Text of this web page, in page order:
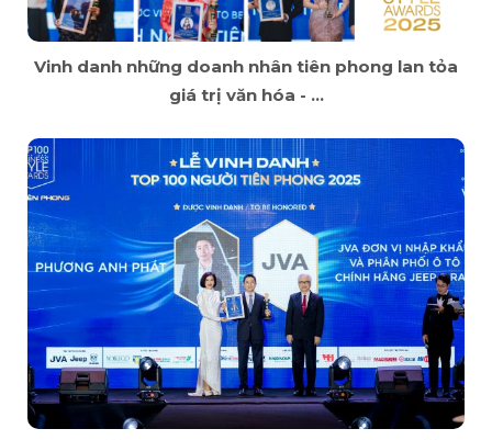
Vinh danh những doanh nhân tiên phong lan tỏa
giá trị văn hóa - ...